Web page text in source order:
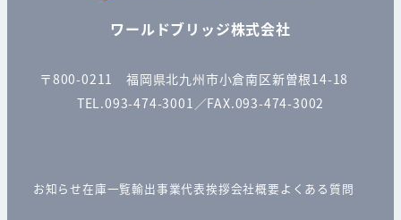
ワールドブリッジ株式会社
〒800-0211 福岡県北九州市小倉南区新曽根14-18
TEL.093-474-3001／FAX.093-474-3002
お知らせ在庫一覧輸出事業代表挨拶会社概要よくある質問